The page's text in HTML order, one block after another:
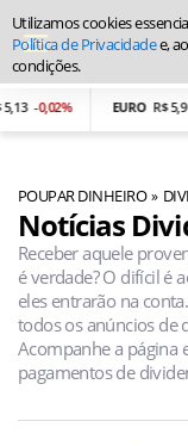
EURO R$ 5,91 +0,02%
POUPAR DINHEIRO
Notícias
Receber aquele
é verdade? O difícil é
eles entrarão na
todos os anúncios de
Acompanhe a página
pagamentos de
Utilizamos cookies
Política de Privacidadee,
condições.